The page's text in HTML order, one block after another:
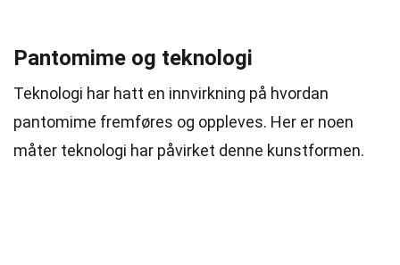
Pantomime og teknologi
Teknologi har hatt en innvirkning på hvordan
pantomime fremføres og oppleves. Her er noen
måter teknologi har påvirket denne kunstformen.